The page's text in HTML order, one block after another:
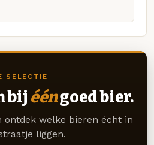
SELECTIE
bij ééngoed bier.
ontdek welke bieren écht in
liggen.